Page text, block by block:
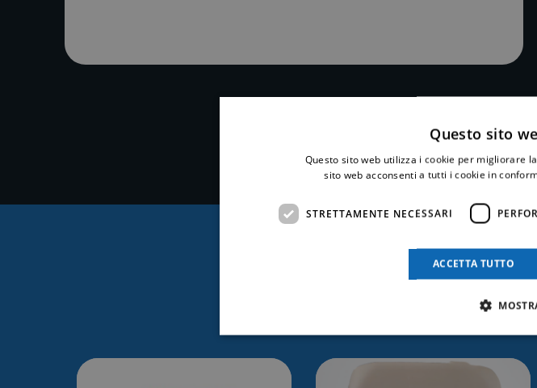
Ti potrebbe
Questo sito
Questo sito web utilizza i cookie per migliorare
sito web acconsenti a tutti i cookie in
STRETTAMENTE NECESSARI
ACCETTA TUTTO